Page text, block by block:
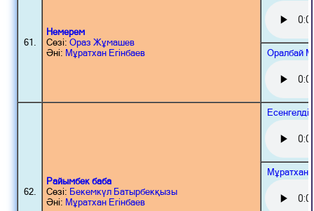
61.
Немерем
Сөзі: Ораз Жұмашев
Әні: Мұратхан Егінбаев Оралбай
62.
Райымбек баба
Сөзі: Бекемкүл Батырбекқызы
Әні: Мұратхан Егінбаев
Мұратхан